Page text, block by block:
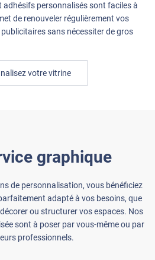
personnalisés sont faciles à
de renouveler régulièrement vos
sans nécessiter de gros
votre vitrine
graphique
de personnalisation, vous bénéficiez
adapté à vos besoins, que
ou structurer vos espaces. Nos
sont à poser par vous-même ou par
professionnels.